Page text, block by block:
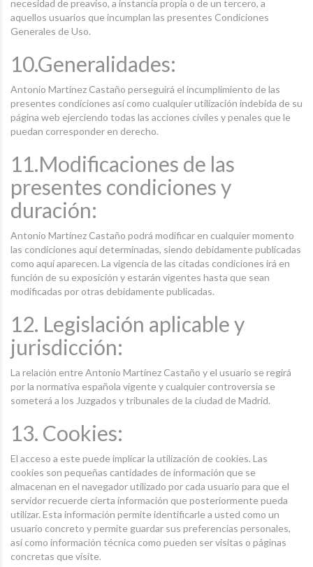
necesidad de preaviso, a instancia propia o de un tercero, a
aquellos usuarios que incumplan las presentes Condiciones
Generales de Uso.
10.Generalidades:
Antonio Martínez Castaño perseguirá el incumplimiento de las
presentes condiciones así como cualquier utilización indebida de su
página web ejerciendo todas las acciones civiles y penales que le
puedan corresponder en derecho.
11.Modificaciones de las
presentes condiciones y
duración:
Antonio Martínez Castaño podrá modificar en cualquier momento
las condiciones aquí determinadas, siendo debidamente publicadas
como aquí aparecen. La vigencia de las citadas condiciones irá en
función de su exposición y estarán vigentes hasta que sean
modificadas por otras debidamente publicadas.
12. Legislación aplicable y
jurisdicción:
La relación entre Antonio Martínez Castaño y el usuario se regirá
por la normativa española vigente y cualquier controversia se
someterá a los Juzgados y tribunales de la ciudad de Madrid.
13. Cookies:
El acceso a este puede implicar la utilización de cookies. Las
cookies son pequeñas cantidades de información que se
almacenan en el navegador utilizado por cada usuario para que el
servidor recuerde cierta información que posteriormente pueda
utilizar. Esta información permite identificarle a usted como un
usuario concreto y permite guardar sus preferencias personales,
así como información técnica como pueden ser visitas o páginas
concretas que visite.